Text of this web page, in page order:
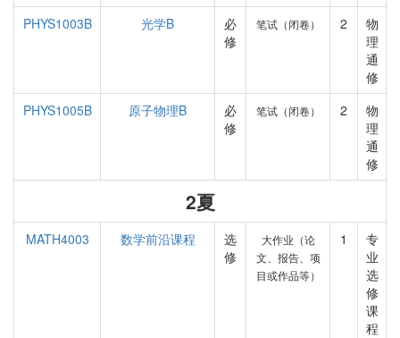
PHYS1003B
光学B
必
修
笔试（闭卷） 2
物
理
通
修
PHYS1005B
原子物理B
必
修
笔试（闭卷） 2
物
理
通
修
2夏
MATH4003 数学前沿课程
选
修
大作业（论
文、报告、项
目或作品等）
1
专
业
选
修
课
程